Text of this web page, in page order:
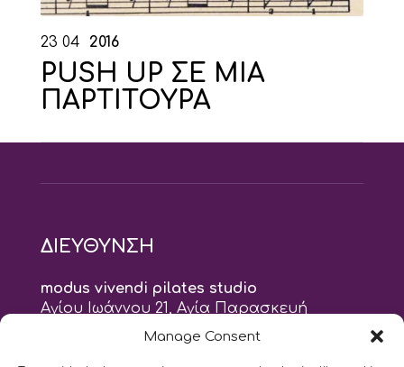
Manage Consent
23 04 2016
PUSH UP ΣΕ ΜΙΑ
ΠΑΡΤΙΤΟΥΡΑ
ΔΙΕΥΘΥΝΣΗ
modus vivendi pilates studio
Αγίου Ιωάννου 21, Αγία Παρασκευή
τηλ: 210 6082152
naskari.d@modusvivendi-pilates.gr